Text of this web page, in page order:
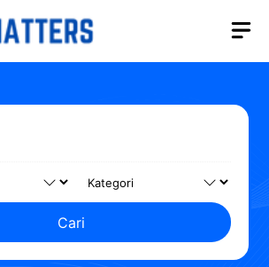
Cari